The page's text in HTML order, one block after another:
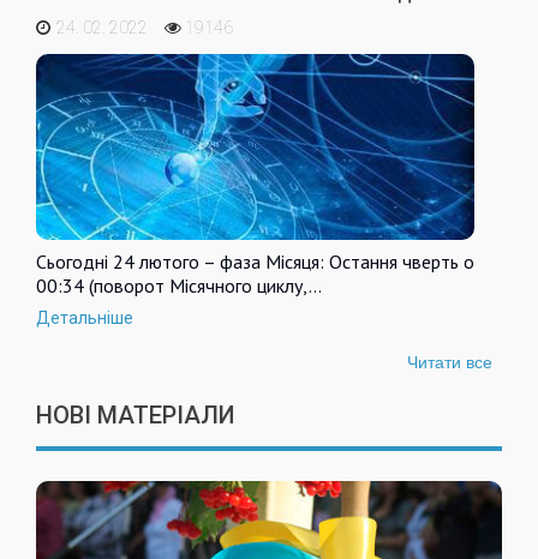
24. 02. 2022
19146
Сьогодні 24 лютого – фаза Місяця: Остання чверть о
00:34 (поворот Місячного циклу,…
Детальніше
Читати все
НОВІ МАТЕРІАЛИ